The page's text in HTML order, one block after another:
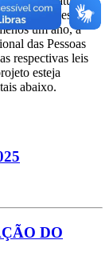
Editais e estejam
um ano, a
das Pessoas
respectivas leis
esteja
abaixo.
DO